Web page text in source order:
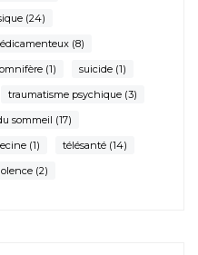
(24)
(8)
(1) suicide (1)
traumatisme psychique (3)
sommeil (17)
(1) télésanté (14)
(2)